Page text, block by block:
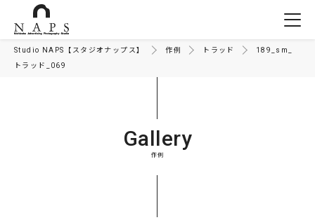
Studio NAPS【スタジオナップス】 作例 トラッド
189_sm_
トラッド_069
Gallery
作例